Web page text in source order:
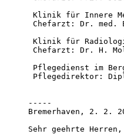
Klinik für Innere
Chefarzt: Dr. med.
Klinik für
Chefarzt: Dr. H.
Pflegedienst im
Pflegedirektor:
-----
Bremerhaven, 2. 2.
Sehr geehrte Herren,